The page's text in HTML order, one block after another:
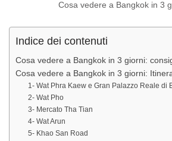
Cosa vedere a Bangkok in 3
Indice dei contenuti
Cosa vedere a Bangkok in 3 giorni:
Cosa vedere a Bangkok in 3 giorni:
1- Wat Phra Kaew e Gran Palazzo Reale di
2- Wat Pho
3- Mercato Tha Tian
4- Wat Arun
5- Khao San Road